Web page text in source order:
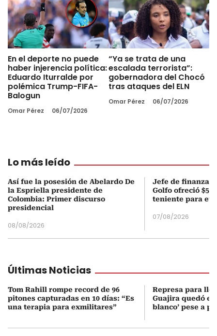
En el deporte no puede
haber injerencia política:
Eduardo Iturralde por
polémica Trump-FIFA-
Balogun
Omar Pérez 06/07/2026
“Ya se trata de una
escalada terrorista”:
gobernadora del Chocó
tras ataques del ELN
Omar Pérez 06/07/2026
Lo más leído
Así fue la posesión de Abelardo De
la Espriella presidente de
Colombia: Primer discurso
presidencial
08/08/2026
Jefe de finanzas
Golfo ofreció
teniente para
07/08/2026
Últimas Noticias
Tom Rahill rompe record de 96
pitones capturadas en 10 días: “Es
una terapia para exmilitares”
Represa para
Guajira quedó en
blanco’ pese a